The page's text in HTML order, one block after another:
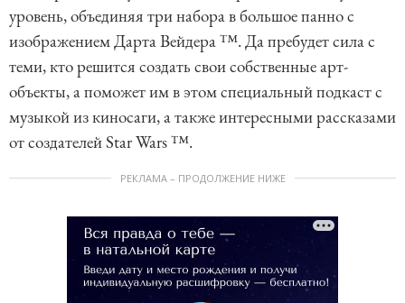
уровень, объединяя три набора в большое панно с
изображением Дарта Вейдера ™. Да пребудет сила с
теми, кто решится создать свои собственные арт-
объекты, а поможет им в этом специальный подкаст с
музыкой из киносаги, а также интересными рассказами
от создателей Star Wars ™.
РЕКЛАМА – ПРОДОЛЖЕНИЕ НИЖЕ